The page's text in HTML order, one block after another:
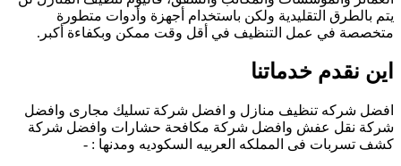
يتم بالطرق التقليدية ولكن باستخدام أجهزة وأدوات متطورة
متخصصة في عمل التنظيف في أقل وقت ممكن وبكفاءة أكبر.
اين نقدم خدماتنا
افضل شركه تنظيف منازل و افضل شركة تسليك مجارى وافضل
شركة نقل عفش وافضل شركة مكافحة حشارات وافضل شركة
كشف تسربات فى المملكه العربيه السكوديه ومدنها : -